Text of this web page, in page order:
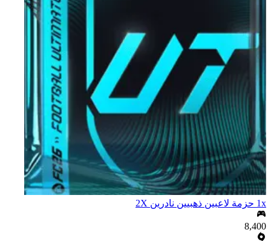
1x حزمة لاعبين ذهبيين نادرين X‏2
8,400